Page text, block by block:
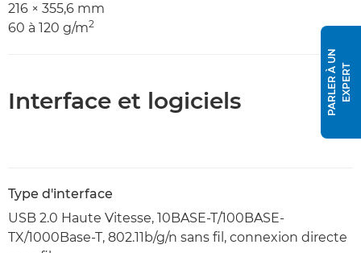
216 × 355,6 mm
60 à 120 g/m2
Interface et logiciels
Type d'interface
USB 2.0 Haute Vitesse, 10BASE-T/100BASE-
TX/1000Base-T, 802.11b/g/n sans fil, connexion directe
P
A
R
L
E
R
À
U
N
E
X
P
E
RT